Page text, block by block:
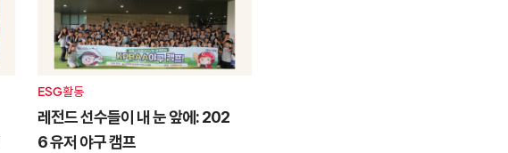
ESG활동
레전드 선수들이 내 눈 앞에: 202
6 유저 야구 캠프